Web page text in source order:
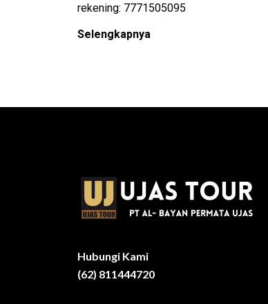
rekening: 7771505095
Selengkapnya
Hubungi Kami
(62) 811444720